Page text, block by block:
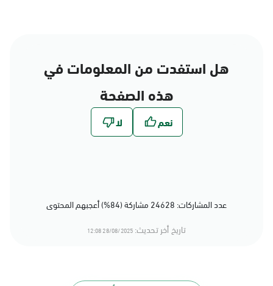
هل استفدت من المعلومات في
هذه الصفحة
عدد المشاركات: 24628 مشاركة (84%) أعجبهم المحتوى
تاريخ أخر تحديث: 28/08/2025 12:08